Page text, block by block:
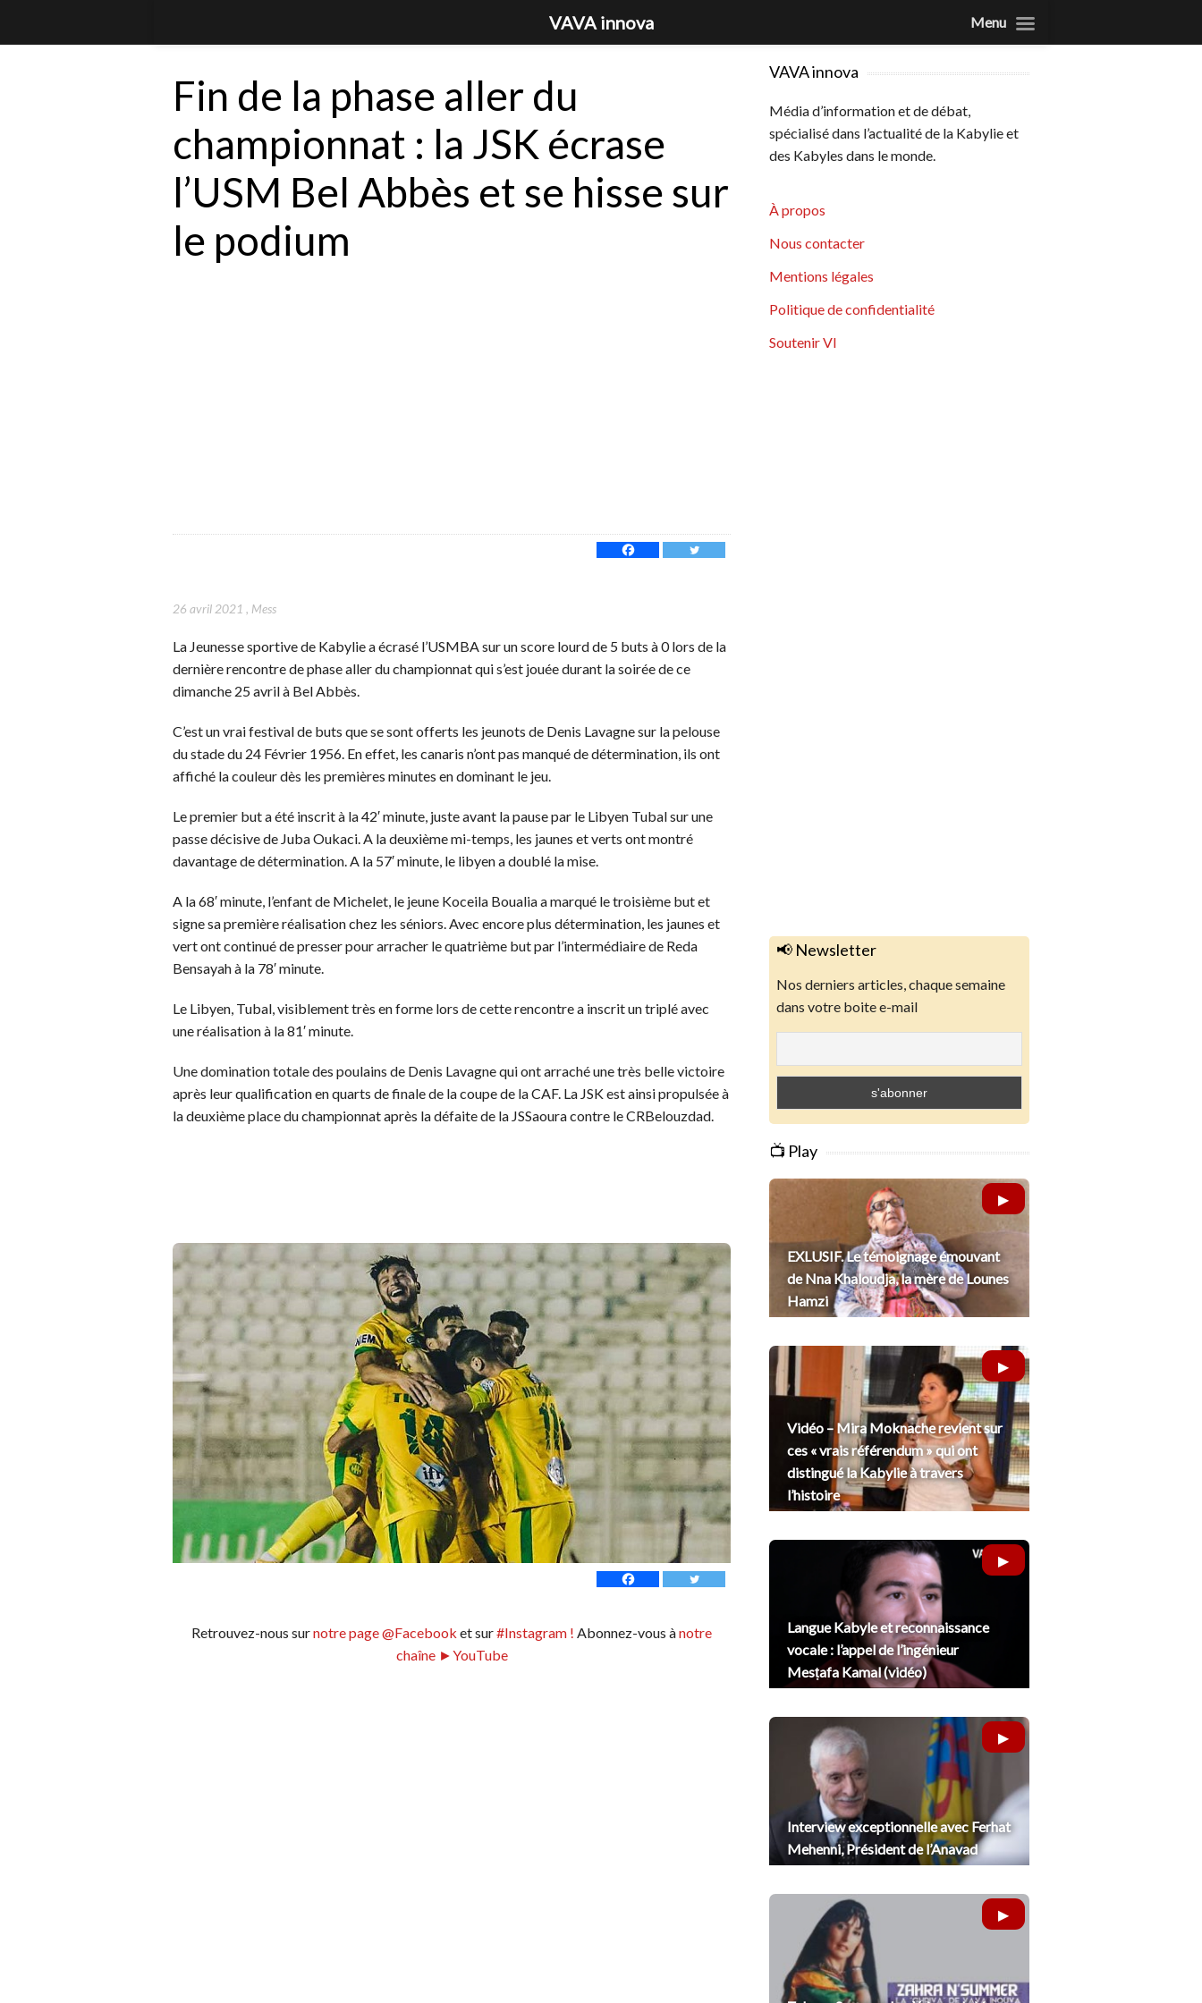
Fin de la phase aller du
championnat : la JSK écrase
l’USM Bel Abbès et se hisse sur
le podium
26 avril 2021 , Mess
La Jeunesse sportive de Kabylie a écrasé l’USMBA sur un score lourd de 5 buts à 0 lors de la
dernière rencontre de phase aller du championnat qui s’est jouée durant la soirée de ce
dimanche 25 avril à Bel Abbès.
C’est un vrai festival de buts que se sont offerts les jeunots de Denis Lavagne sur la pelouse
du stade du 24 Février 1956. En effet, les canaris n’ont pas manqué de détermination, ils ont
affiché la couleur dès les premières minutes en dominant le jeu.
Le premier but a été inscrit à la 42′ minute, juste avant la pause par le Libyen Tubal sur une
passe décisive de Juba Oukaci. A la deuxième mi-temps, les jaunes et verts ont montré
davantage de détermination. A la 57′ minute, le libyen a doublé la mise.
A la 68′ minute, l’enfant de Michelet, le jeune Koceila Boualia a marqué le troisième but et
signe sa première réalisation chez les séniors. Avec encore plus détermination, les jaunes et
vert ont continué de presser pour arracher le quatrième but par l’intermédiaire de Reda
Bensayah à la 78′ minute.
Le Libyen, Tubal, visiblement très en forme lors de cette rencontre a inscrit un triplé avec
une réalisation à la 81′ minute.
Une domination totale des poulains de Denis Lavagne qui ont arraché une très belle victoire
après leur qualification en quarts de finale de la coupe de la CAF. La JSK est ainsi propulsée à
la deuxième place du championnat après la défaite de la JSSaoura contre le CRBelouzdad.
Retrouvez-nous surnotre page @Facebook et sur#Instagram ! Abonnez-vous ànotre
chaîne ►YouTube
VAVA innova
Média d’information et de débat,
spécialisé dans l’actualité de la Kabylie et
des Kabyles dans le monde.
À propos
Nous contacter
Mentions légales
Politique de confidentialité
Soutenir VI
📢 Newsletter
Nos derniers articles, chaque semaine
dans votre boite e-mail
📺 Play
EXLUSIF. Le témoignage émouvant
de Nna Khaloudja, la mère de Lounes
Hamzi
Vidéo – Mira Moknache revient sur
ces « vrais référendum » qui ont
distingué la Kabylie à travers
l’histoire
Langue Kabyle et reconnaissance
vocale : l’appel de l’ingénieur
Mesṭafa Kamal (vidéo)
Interview exceptionnelle avec Ferhat
Mehenni, Président de l’Anavad
VAVA innova Menu